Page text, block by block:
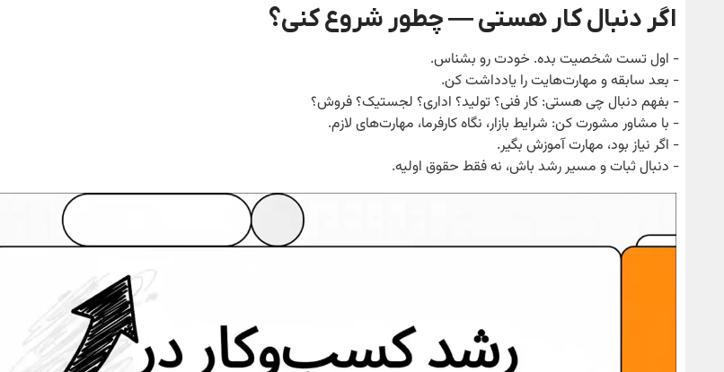
اگر دنبال کار هستی — چطور شروع کنی؟
‑ اول تست شخصیت بده. خودت رو بشناس.
‑ بعد سابقه و مهارت‌هایت را یادداشت کن.
‑ بفهم دنبال چی هستی: کار فنی؟ تولید؟ اداری؟ لجستیک؟ فروش؟
‑ با مشاور مشورت کن: شرایط بازار، نگاه کارفرما، مهارت‌های لازم.
‑ اگر نیاز بود، مهارت آموزش بگیر.
‑ دنبال ثبات و مسیر رشد باش، نه فقط حقوق اولیه.